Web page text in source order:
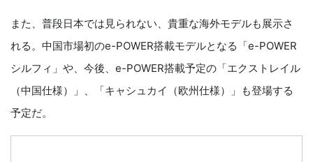
また、普段日本では見られない、貴重な海外モデルも展示さ
れる。中国市場初のe-POWER搭載モデルとなる「e-POWER
シルフィ」や、今後、e-POWER搭載予定の「エクストレイル
（中国仕様）」、「キャシュカイ（欧州仕様）」も登場する
予定だ。